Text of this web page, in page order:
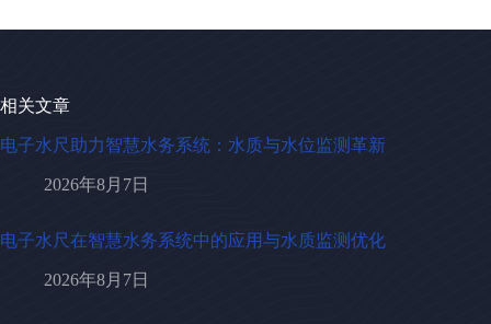
相关文章
电子水尺助力智慧水务系统：水质与水位监测革新
2026年8月7日
电子水尺在智慧水务系统中的应用与水质监测优化
2026年8月7日